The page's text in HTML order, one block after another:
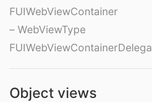
FUIWebViewContainer
– WebViewType
Object views